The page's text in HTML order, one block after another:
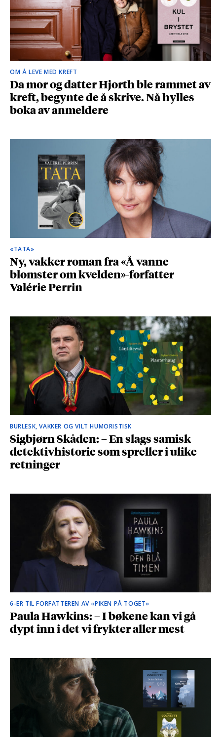
OM Å LEVE MED KREFT
Da mor og datter Hjorth ble rammet av
kreft, begynte de å skrive. Nå hylles
boka av anmeldere
«TATA»
Ny, vakker roman fra «Å vanne
blomster om kvelden»-forfatter
Valérie Perrin
BURLESK, VAKKER OG VILT HUMORISTISK
Sigbjørn Skåden: – En slags samisk
detektivhistorie som spreller i ulike
retninger
6-ER TIL FORFATTEREN AV «PIKEN PÅ TOGET»
Paula Hawkins: – I bøkene kan vi gå
dypt inn i det vi frykter aller mest